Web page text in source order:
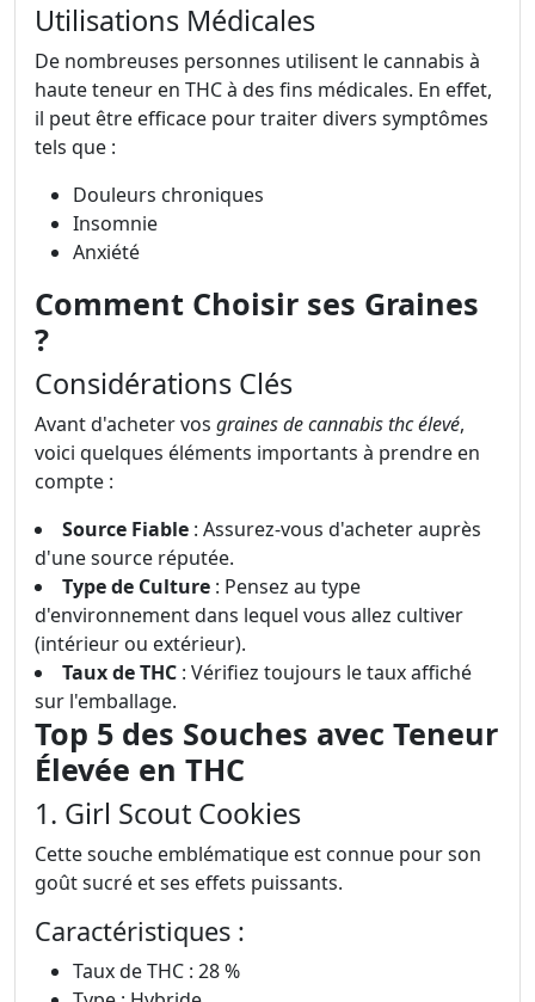
Utilisations Médicales
De nombreuses personnes utilisent le cannabis à
haute teneur en THC à des fins médicales. En effet,
il peut être efficace pour traiter divers symptômes
tels que :
Douleurs chroniques
Insomnie
Anxiété
Comment Choisir ses Graines
?
Considérations Clés
Avant d'acheter vos graines de cannabis thc élevé,
voici quelques éléments importants à prendre en
compte :
Source Fiable : Assurez-vous d'acheter auprès
d'une source réputée.
Type de Culture : Pensez au type
d'environnement dans lequel vous allez cultiver
(intérieur ou extérieur).
Taux de THC : Vérifiez toujours le taux affiché
sur l'emballage.
Top 5 des Souches avec Teneur
Élevée en THC
1. Girl Scout Cookies
Cette souche emblématique est connue pour son
goût sucré et ses effets puissants.
Caractéristiques :
Taux de THC : 28 %